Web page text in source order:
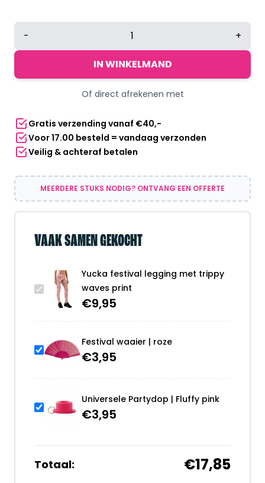
Yucka
legging
aantal
- +
IN WINKELMAND
Of direct afrekenen met
Gratis verzending vanaf €40,-
Voor 17.00 besteld = vandaag verzonden
Veilig & achteraf betalen
MEERDERE STUKS NODIG? ONTVANG EEN OFFERTE
VAAK SAMEN GEKOCHT
Yucka festival legging met trippy
waves print
€9,95
Festival waaier | roze
€3,95
Universele Partydop | Fluffy pink
€3,95
Totaal: €17,85